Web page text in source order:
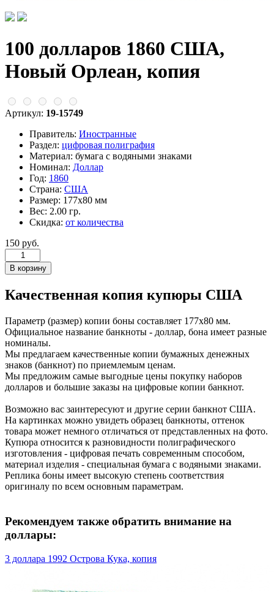
100 долларов 1860 США,
Новый Орлеан, копия
Артикул: 19-15749
Правитель: Иностранные
Раздел: цифровая полиграфия
Материал: бумага с водяными знаками
Номинал: Доллар
Год: 1860
Страна: США
Размер: 177х80 мм
Вес: 2.00 гр.
Скидка: от количества
150 руб.
Качественная копия купюры США
Параметр (размер) копии боны составляет 177х80 мм.
Официальное название банкноты - доллар, бона имеет разные
номиналы.
Мы предлагаем качественные копии бумажных денежных
знаков (банкнот) по приемлемым ценам.
Мы предложим самые выгодные цены покупку наборов
долларов и большие заказы на цифровые копии банкнот.
Возможно вас заинтересуют и другие серии банкнот США.
На картинках можно увидеть образец банкноты, оттенок
товара может немного отличаться от представленных на фото.
Купюра относится к разновидности полиграфического
изготовления - цифровая печать современным способом,
материал изделия - специальная бумага с водяными знаками.
Реплика боны имеет высокую степень соответствия
оригиналу по всем основным параметрам.
Рекомендуем также обратить внимание на
доллары:
3 доллара 1992 Острова Кука, копия